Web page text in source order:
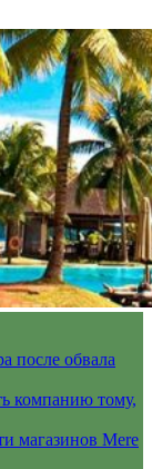
после обвала
компанию тому,
магазинов Mere